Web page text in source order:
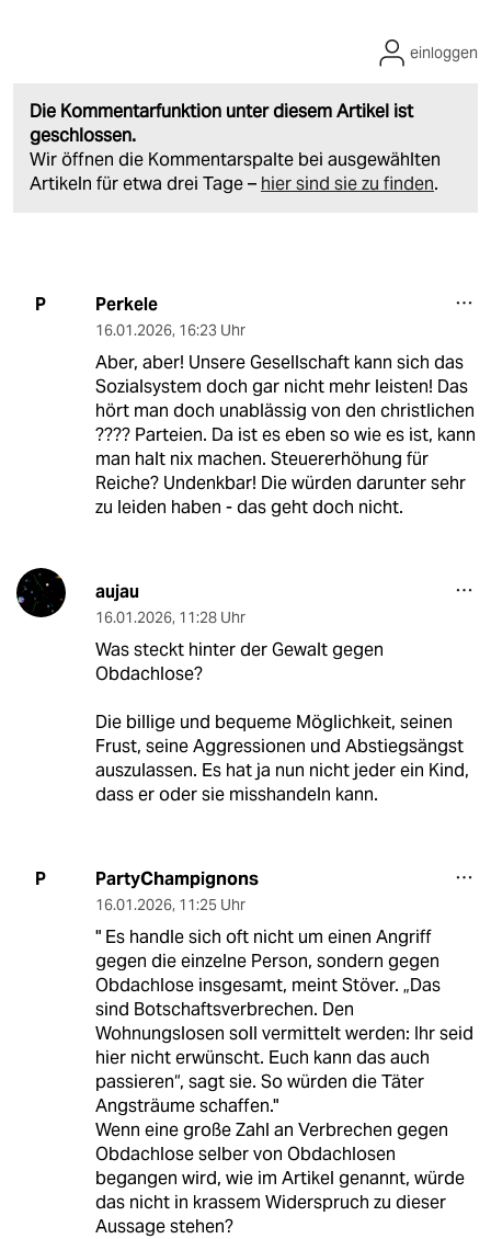
Die Kommentarfunktion unter diesem Artikel ist
geschlossen.
Wir öffnen die Kommentarspalte bei ausgewählten
Artikeln für etwa drei Tage – hier sind sie zu finden.
einloggen
P Perkele
16.01.2026, 16:23 Uhr
Aber, aber! Unsere Gesellschaft kann sich das
Sozialsystem doch gar nicht mehr leisten! Das
hört man doch unablässig von den christlichen
???? Parteien. Da ist es eben so wie es ist, kann
man halt nix machen. Steuererhöhung für
Reiche? Undenkbar! Die würden darunter sehr
zu leiden haben - das geht doch nicht.
aujau
16.01.2026, 11:28 Uhr
Was steckt hinter der Gewalt gegen
Obdachlose?
Die billige und bequeme Möglichkeit, seinen
Frust, seine Aggressionen und Abstiegsängst
auszulassen. Es hat ja nun nicht jeder ein Kind,
dass er oder sie misshandeln kann.
P PartyChampignons
16.01.2026, 11:25 Uhr
" Es handle sich oft nicht um einen Angriff
gegen die einzelne Person, sondern gegen
Obdachlose insgesamt, meint Stöver. „Das
sind Botschaftsverbrechen. Den
Wohnungslosen soll vermittelt werden: Ihr seid
hier nicht erwünscht. Euch kann das auch
passieren“, sagt sie. So würden die Täter
Angsträume schaffen."
Wenn eine große Zahl an Verbrechen gegen
Obdachlose selber von Obdachlosen
begangen wird, wie im Artikel genannt, würde
das nicht in krassem Widerspruch zu dieser
Aussage stehen?